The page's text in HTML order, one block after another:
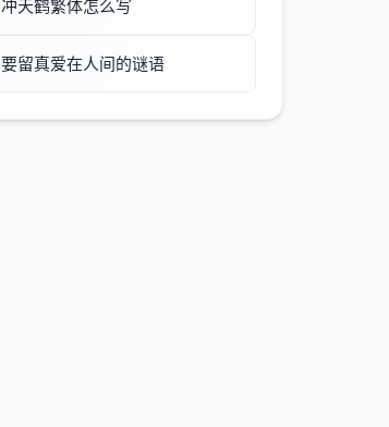
冲天鹤繁体怎么写
要留真爱在人间的谜语